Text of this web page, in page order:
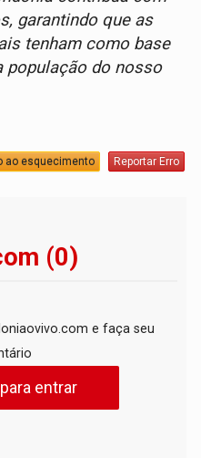
garantindo que as
tenham como base
população do nosso
ao esquecimento Reportar Erro
(0)
e faça seu
entrar